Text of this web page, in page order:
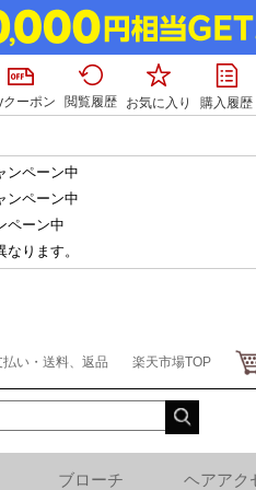
クーポン 閲覧履歴 お気に入り 購入履歴
ンペーン中
ンペーン中
ペーン中
ります。